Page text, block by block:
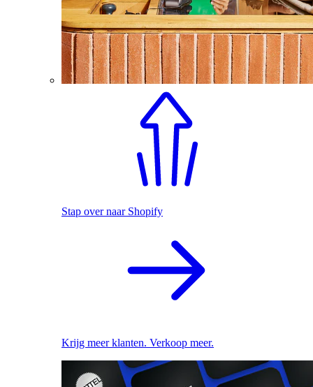
Stap over naar Shopify
Krijg meer klanten. Verkoop meer.